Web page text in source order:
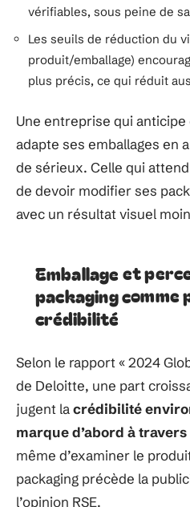
vérifiables, sous peine de
Les seuils de réduction du
produit/emballage)
plus précis, ce qui réduit
Une entreprise qui
adapte ses emballages en
de sérieux. Celle qui
de devoir modifier ses
avec un résultat visuel
Emballage et
packaging
crédibilité
Selon le rapport « 2024
de Deloitte, une part
jugent lacrédibilité
marque d’abord à
même d’examiner le
packaging précède la
l’opinion RSE.